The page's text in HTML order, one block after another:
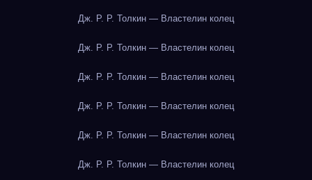
Дж. Р. Р. Толкин — Властелин колец
Дж. Р. Р. Толкин — Властелин колец
Дж. Р. Р. Толкин — Властелин колец
Дж. Р. Р. Толкин — Властелин колец
Дж. Р. Р. Толкин — Властелин колец
Дж. Р. Р. Толкин — Властелин колец